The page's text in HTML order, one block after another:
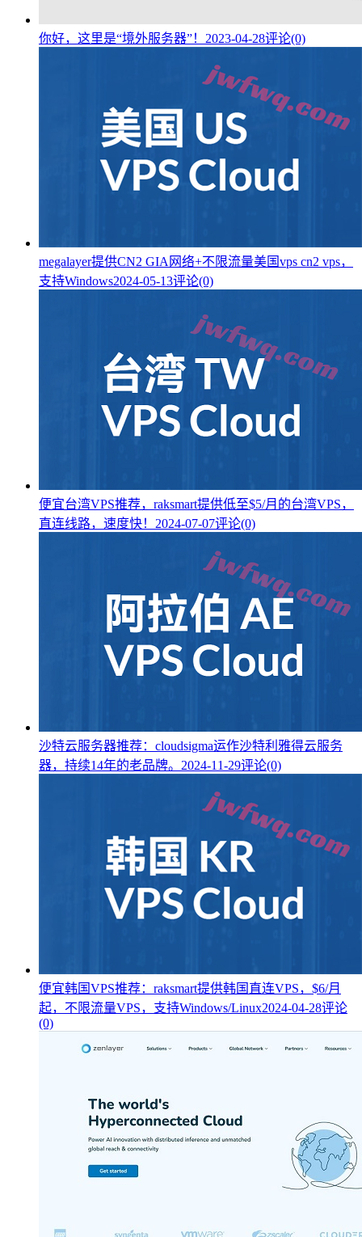
你好，这里是“境外服务器”！ 2023-04-28评论(0)
megalayer提供CN2 GIA网络+不限流量美国vps cn2 vps，
支持Windows2024-05-13评论(0)
便宜台湾VPS推荐，raksmart提供低至$5/月的台湾VPS，
直连线路，速度快！ 2024-07-07评论(0)
沙特云服务器推荐：cloudsigma运作沙特利雅得云服务
器，持续14年的老品牌。 2024-11-29评论(0)
便宜韩国VPS推荐：raksmart提供韩国直连VPS，$6/月
起，不限流量VPS，支持Windows/Linux2024-04-28评论
(0)